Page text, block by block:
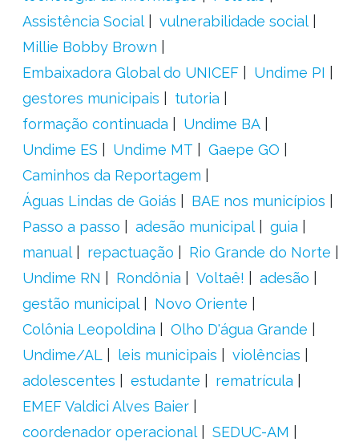
Assistência Social
vulnerabilidade social
Millie Bobby Brown
Embaixadora Global do UNICEF
Undime PI
gestores municipais
tutoria
formação continuada
Undime BA
Undime ES
Undime MT
Gaepe GO
Caminhos da Reportagem
Águas Lindas de Goiás
BAE nos municípios
Passo a passo
adesão municipal
guia
manual
repactuação
Rio Grande do Norte
Undime RN
Rondônia Voltaê!
adesão
gestão municipal
Novo Oriente
Colônia Leopoldina
Olho D'água Grande
Undime/AL
leis municipais
violências
adolescentes
estudante
rematrícula
EMEF Valdici Alves Baier
coordenador operacional
SEDUC-AM